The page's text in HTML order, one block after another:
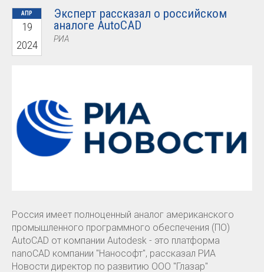
АПР
19
2024
Эксперт рассказал о российском
аналоге AutoCAD
РИА
Россия имеет полноценный аналог американского
промышленного программного обеспечения (ПО)
AutoCAD от компании Autodesk - это платформа
nanoCAD компании "Нанософт", рассказал РИА
Новости директор по развитию ООО "Глазар"